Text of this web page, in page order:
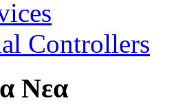
Controllers
Νεα